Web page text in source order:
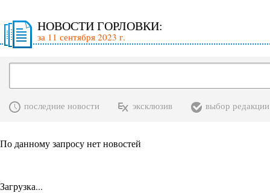
НОВОСТИ ГОРЛОВКИ:
за 11 сентября 2023 г.
последние новости эксклюзив выбор редакции
По данному запросу нет новостей
Загрузка...